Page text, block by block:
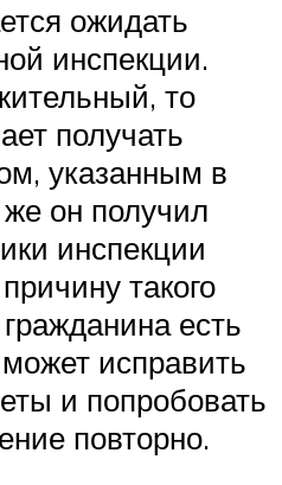
ожидать
инспекции.
то
получать
указанным в
он получил
инспекции
такого
есть
исправить
и попробовать
повторно.